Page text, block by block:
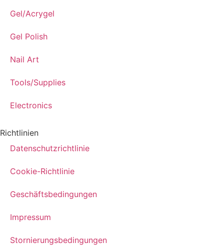
Gel/Acrygel
Gel Polish
Nail Art
Tools/Supplies
Electronics
Richtlinien
Datenschutzrichtlinie
Cookie-Richtlinie
Geschäftsbedingungen
Impressum
Stornierungsbedingungen